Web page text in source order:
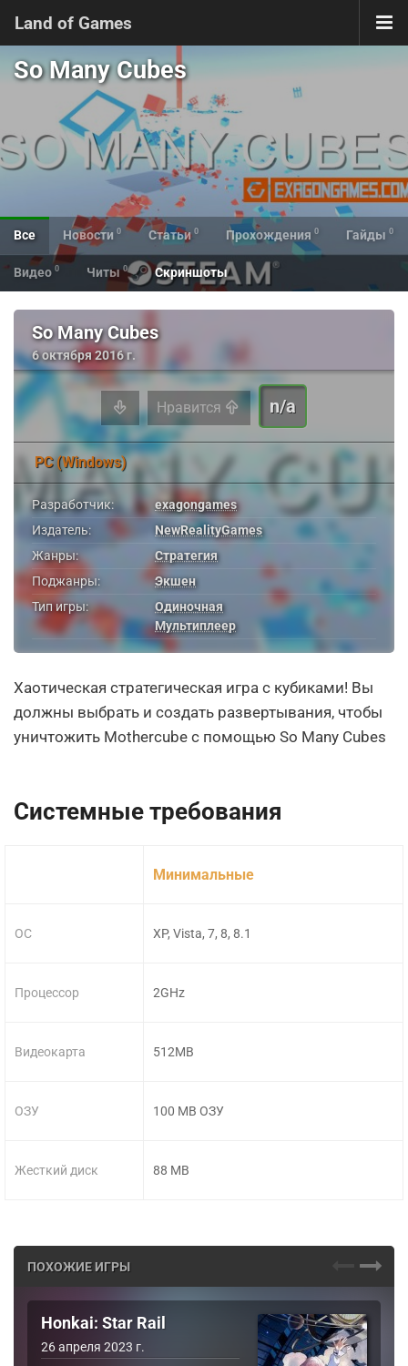
Land of Games
So Many Cubes
Все Новости 0 Статьи 0 Прохождения 0 Гайды 0
Видео 0 Читы 0 Скриншоты
So Many Cubes
6 октября 2016 г.
Нравится n/a
PC (Windows)
Разработчик:
exagongames
Издатель:
NewRealityGames
Жанры:
Стратегия
Поджанры:
Экшен
Тип игры:
Одиночная
Мультиплеер
Хаотическая стратегическая игра с кубиками! Вы
должны выбрать и создать развертывания, чтобы
уничтожить Mothercube с помощью So Many Cubes
Системные требования
ОС
Процессор
Видеокарта
ОЗУ
Жесткий диск
Минимальные
XP, Vista, 7, 8, 8.1
2GHz
512MB
100 MB ОЗУ
88 MB
ПОХОЖИЕ ИГРЫ
Honkai: Star Rail
26 апреля 2023 г.